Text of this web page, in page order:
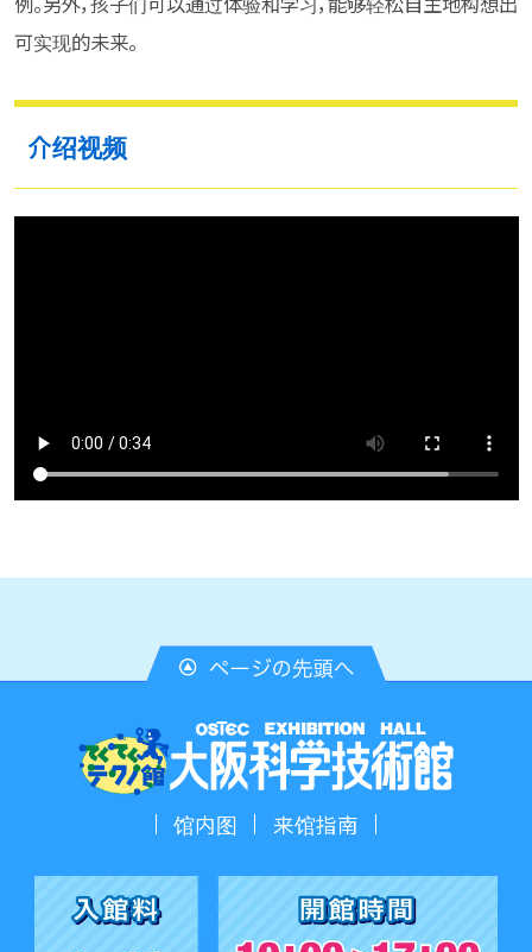
可实现的未来。
介绍视频
馆内图 来馆指南